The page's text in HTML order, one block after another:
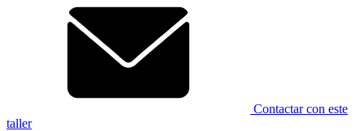
Contactar con este
taller